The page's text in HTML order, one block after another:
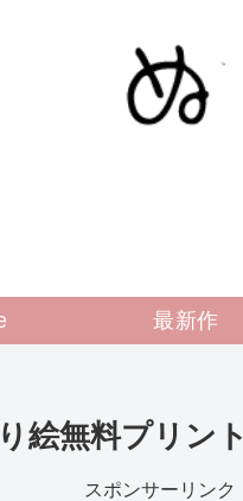
最新作
絵無料プリント
スポンサーリンク